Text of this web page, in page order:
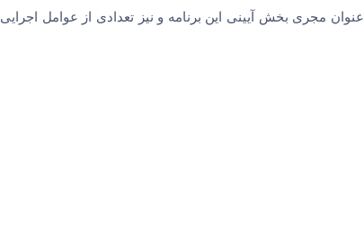
مجری بخش آیینی این برنامه و نیز تعدادی از عوامل اجرایی